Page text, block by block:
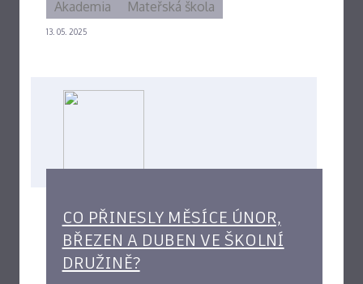
13. 05. 2025
Akademia Mateřská škola
CO PŘINESLY MĚSÍCE ÚNOR,
BŘEZEN A DUBEN VE ŠKOLNÍ
DRUŽINĚ?